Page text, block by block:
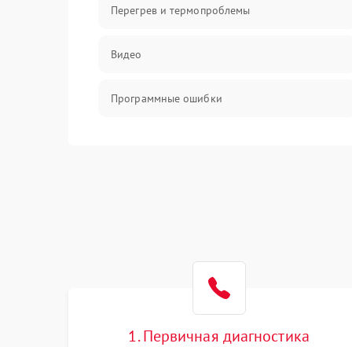
Перегрев и термопроблемы
Видео
Программные ошибки
Электронные компоненты
1. Первичная диагностика